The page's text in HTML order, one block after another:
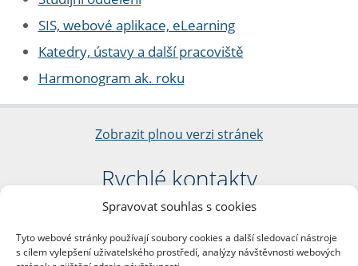
Spravovat souhlas s cookies
Tyto webové stránky používají soubory cookies a další sledovací nástroje
s cílem vylepšení uživatelského prostředí, analýzy návštěvnosti webových
SIS, webové aplikace, eLearning
Katedry, ústavy a další pracoviště
Harmonogram ak. roku
Zobrazit plnou verzi stránek
Rychlé kontakty
Filozofická fakulta
nám. Jana Palacha 1/2
116 38 Praha 1